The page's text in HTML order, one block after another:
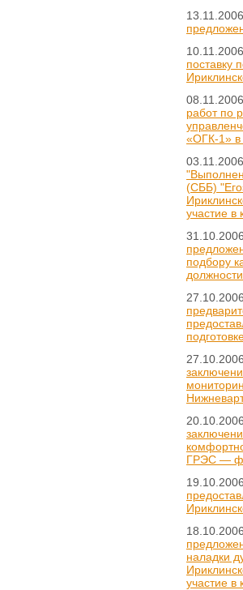
поставку
работ по
«ОГК-1» в
(СББ)
участие в
подбору
ГРЭС —
наладки
участие в